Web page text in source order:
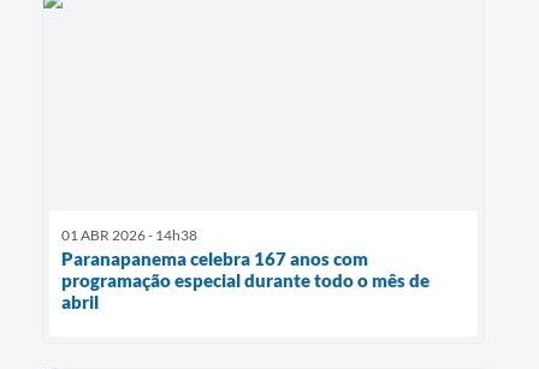
01 ABR 2026 - 14h38
Paranapanema celebra 167 anos com
programação especial durante todo o mês de
abril